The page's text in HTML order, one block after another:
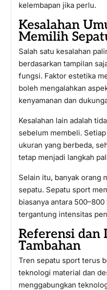
kelembapan jika perlu.
Kesalahan
Memilih
Salah satu kesalahan
berdasarkan tampilan
fungsi. Faktor estetika
boleh mengalahkan
kenyamanan dan
Kesalahan lain adalah
sebelum membeli.
ukuran yang berbeda,
tetap menjadi langkah
Selain itu, banyak orang
sepatu. Sepatu sport
biasanya antara
tergantung intensitas
Referensi dan
Tambahan
Tren sepatu sport terus
teknologi material dan
menggabungkan